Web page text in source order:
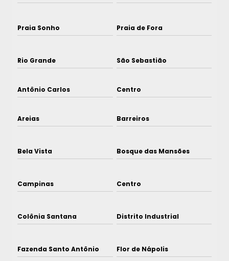
Praia Sonho Praia de Fora
Rio Grande São Sebastião
Antônio Carlos Centro
Areias Barreiros
Bela Vista Bosque das Mansões
Campinas Centro
Colônia Santana Distrito Industrial
Fazenda Santo Antônio Flor de Nápolis